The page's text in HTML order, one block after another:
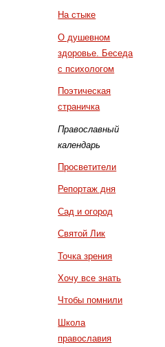
На стыке
О душевном
здоровье. Беседа
с психологом
Поэтическая
страничка
Православный
календарь
Просветители
Репортаж дня
Сад и огород
Святой Лик
Точка зрения
Хочу все знать
Чтобы помнили
Школа
православия